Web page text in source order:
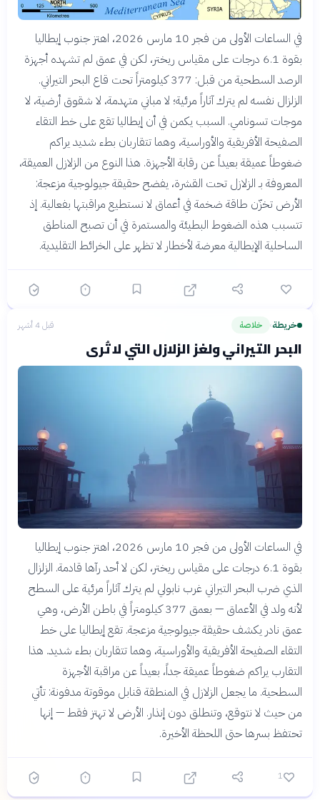
في الساعات الأولى من فجر 10 مارس 2026، اهتز جنوب إيطاليا
بقوة 6.1 درجات على مقياس ريختر، لكن في عمق لم تشهده أجهزة
الرصد السطحية من قبل: 377 كيلومتراً تحت قاع البحر التيراني.
الزلزال نفسه لم يترك آثاراً مرئية؛ لا مباني متهدمة، لا شقوق أرضية، لا
موجات تسونامي. السبب يكمن في أن إيطاليا تقع على خط التقاء
الصفيحة الأفريقية والأوراسية، وهما تتقاربان بطء شديد يراكم
ضغوطاً عميقة بعيداً عن رقابة الأجهزة. هذا النوع من الزلازل العميقة،
المعروفة بـ الزلازل تحت القشرة، يفضح حقيقة جيولوجية مزعجة:
الأرض تخزّن طاقة ضخمة في أعماق لا نستطيع مراقبتها بفعالية. إذ
تتسبب هذه الضغوط البطيئة والمستمرة في أن تصبح المناطق
الساحلية الإيطالية معرضة لأخطار لا تظهر على الخرائط التقليدية.
خريطة› خلاصة قبل 4 أشهر
البحر التيراني ولغز الزلازل التي لا تُرى
في الساعات الأولى من فجر 10 مارس 2026، اهتز جنوب إيطاليا
بقوة 6.1 درجات على مقياس ريختر، لكن لا أحد رآها قادمة. الزلزال
الذي ضرب البحر التيراني غرب نابولي لم يترك آثاراً مرئية على السطح
لأنه ولد في الأعماق — بعمق 377 كيلومتراً في باطن الأرض، وهي
عمق نادر يكشف حقيقة جيولوجية مزعجة. تقع إيطاليا على خط
التقاء الصفيحة الأفريقية والأوراسية، وهما تتقاربان بطء شديد. هذا
التقارب يراكم ضغوطاً عميقة جداً، بعيداً عن مراقبة الأجهزة
السطحية. ما يجعل الزلازل في المنطقة قنابل موقوتة مدفونة: تأتي
من حيث لا نتوقع، وتنطلق دون إنذار. الأرض لا تهتز فقط — إنها
تحتفظ بسرها حتى اللحظة الأخيرة.
1